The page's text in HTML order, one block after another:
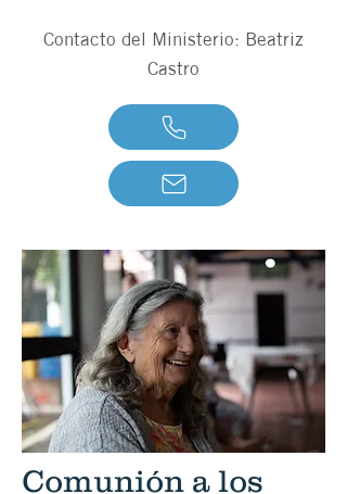
Contacto del Ministerio: Beatriz
Castro
Comunión a los